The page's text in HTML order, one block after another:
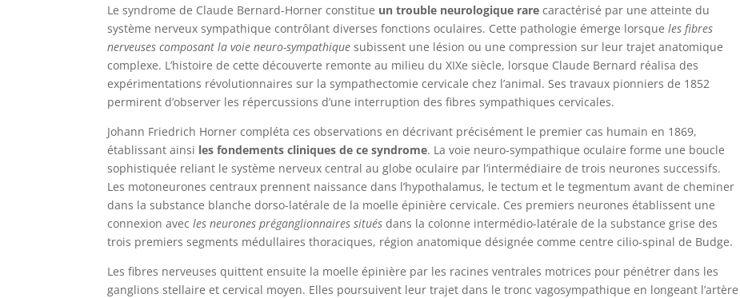
Le syndrome de Claude Bernard-Horner constitue un trouble neurologique rare caractérisé par une atteinte du
système nerveux sympathique contrôlant diverses fonctions oculaires. Cette pathologie émerge lorsqueles fibres
nerveuses composant la voie neuro-sympathique subissent une lésion ou une compression sur leur trajet anatomique
complexe. L’histoire de cette découverte remonte au milieu du XIXe siècle, lorsque Claude Bernard réalisa des
expérimentations révolutionnaires sur la sympathectomie cervicale chez l’animal. Ses travaux pionniers de 1852
permirent d’observer les répercussions d’une interruption des fibres sympathiques cervicales.
Johann Friedrich Horner compléta ces observations en décrivant précisément le premier cas humain en 1869,
établissant ainsi les fondements cliniques de ce syndrome. La voie neuro-sympathique oculaire forme une boucle
sophistiquée reliant le système nerveux central au globe oculaire par l’intermédiaire de trois neurones successifs.
Les motoneurones centraux prennent naissance dans l’hypothalamus, le tectum et le tegmentum avant de cheminer
dans la substance blanche dorso-latérale de la moelle épinière cervicale. Ces premiers neurones établissent une
connexion avecles neurones préganglionnaires situés dans la colonne intermédio-latérale de la substance grise des
trois premiers segments médullaires thoraciques, région anatomique désignée comme centre cilio-spinal de Budge.
Les fibres nerveuses quittent ensuite la moelle épinière par les racines ventrales motrices pour pénétrer dans les
ganglions stellaire et cervical moyen. Elles poursuivent leur trajet dans le tronc vagosympathique en longeant l’artère